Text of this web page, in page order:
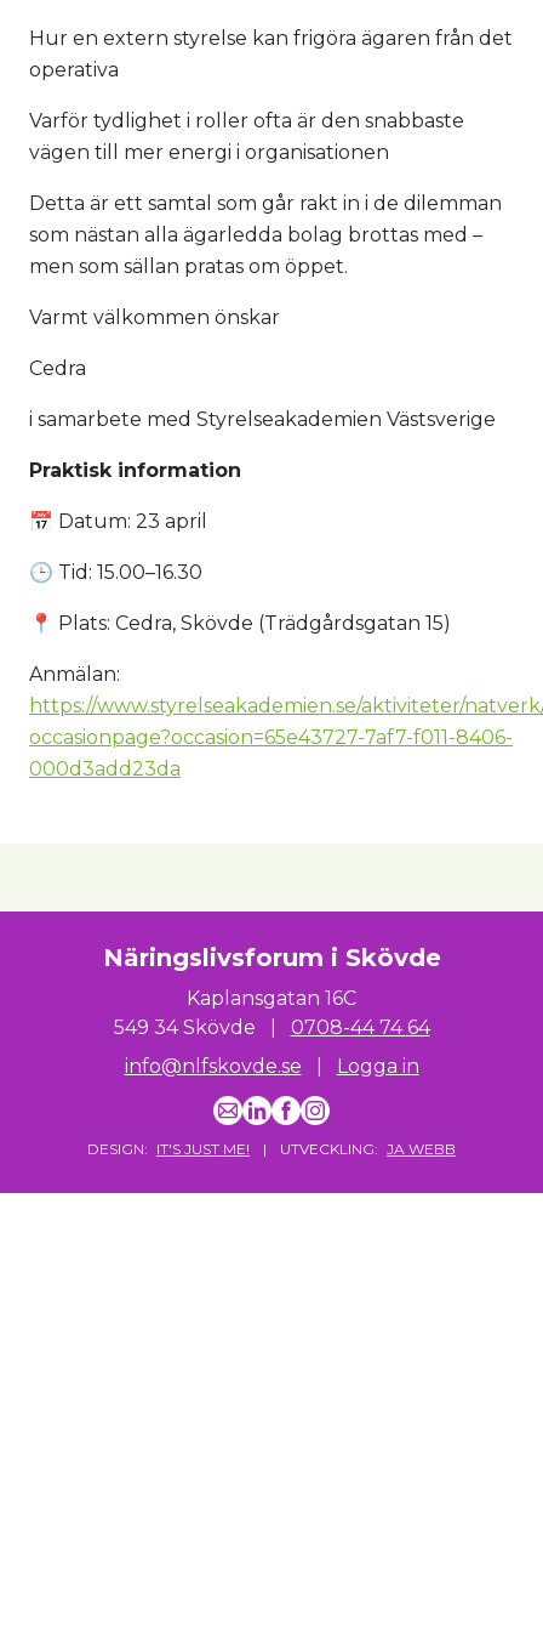
Hur en extern styrelse kan frigöra ägaren från det
operativa
Varför tydlighet i roller ofta är den snabbaste
vägen till mer energi i organisationen
Detta är ett samtal som går rakt in i de dilemman
som nästan alla ägarledda bolag brottas med –
men som sällan pratas om öppet.
Varmt välkommen önskar
Cedra
i samarbete med Styrelseakademien Västsverige
Praktisk information
📅 Datum: 23 april
🕒 Tid: 15.00–16.30
📍 Plats: Cedra, Skövde (Trädgårdsgatan 15)
Anmälan:
https://www.styrelseakademien.se/aktiviteter/
occasionpage?occasion=65e43727-7af7-f011-8406-
000d3add23da
Näringslivsforum i Skövde
Kaplansgatan 16C
549 34 Skövde
0708-44 74 64
info@nlfskovde.se
Logga in
DESIGN: IT'S JUST ME! | UTVECKLING: JA WEBB